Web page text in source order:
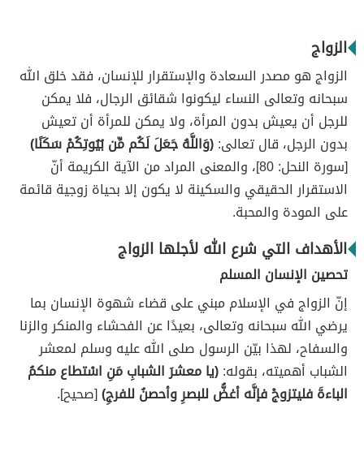
الزواج
الزواج هو مصدر السعادة والإستقرار للإنسان، فقد خلق الله
سبحانه وتعالى النساء ليكونوا شقائق الرجال، فلا يمكن
للرجل أن يعيش بدون المرأة، ولا يمكن للمرأة أن تعيش
بدون الرجل، قال تعالى:(وَاللَّهُ جَعَلَ لَكُم مِّن بُيُوتِكُمْ سَكَنًا)
[سورة النحل: 80]، والمعنى المراد من الآية الكريمة أنّ
الاستقرار الحقيقي والسكينة لا يكون إلا بحياة زوجية قائمة
على المودة والمحبة.
الأهداف التي شرع الله لأجلها الزواج
تحصين الإنسان المسلم
إنّ الزواج في الإسلام مبني على قضاء شهوة الإنسان بما
يرضي الله سبحانه وتعالى، بعيدًا عن الفحشاء والمنكر والزنا
والسفاح، لهذا بيّن الرسول صلى الله عليه وسلم لمعشر
الشباب أهميته، بقوله:(يا معشرَ الشبابِ مَنِ اسْتطاع منكمُ
الباءةَ فليتزوجْ فإنَّه أغضُّ للبصرِ وأحصنُ للفرجِ)[صحيح].